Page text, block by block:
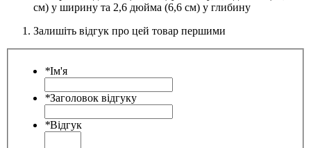
см) у ширину та 2,6 дюйма (6,6 см) у глибину
Залишіть відгук про цей товар першими
*Ім'я
*Заголовок відгуку
*Відгук